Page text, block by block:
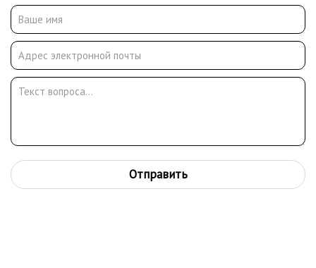
Отправить